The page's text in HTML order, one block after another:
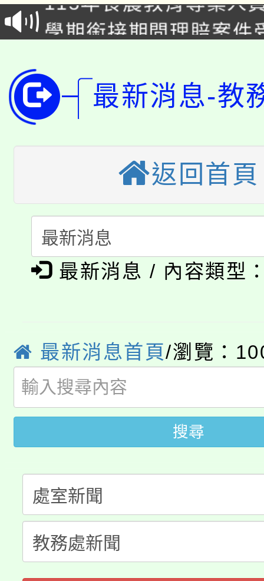
程
學期銜接期間理賠案件
版
公告本校115學年度第
代理(課)教師甄選結果(
「2026金融保險知識
車」活動
桃園市115學年度學生
生本土語及新住民語歌
公告本校115學年度第
代理(課)教師甄選結果(
公告本校115學年度第
代理(課)教師甄選結果(
轉知中國文化大學推廣
《TA101》溝通分析基
系所師生報名參加。
淨零綠生活教案入校路
學籍身 分審查程序及
版
淨零綠領人才培育課程
公告本校115學年度第
代理(課)教師甄選結果(
「2026金融保險知識
桃園市115學年度學生
生本土語及新住民語歌
代理(課)教師甄選結果(
公告本校115學年度第
代理(課)教師甄選結果(
轉知中國文化大學推廣
《TA101》溝通分析基
最新消息-教
返回首頁
最新消息 / 內容類型
最新消息首頁/瀏覽：
搜尋